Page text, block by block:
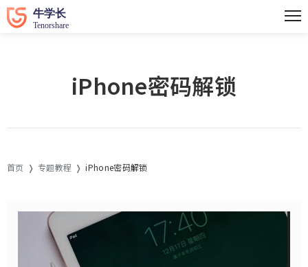
iPhone密码解锁
首页 专题教程 iPhone密码解锁